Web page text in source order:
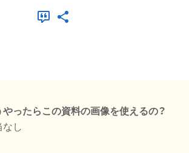
やったらこの資料の画像を使えるの？
なし